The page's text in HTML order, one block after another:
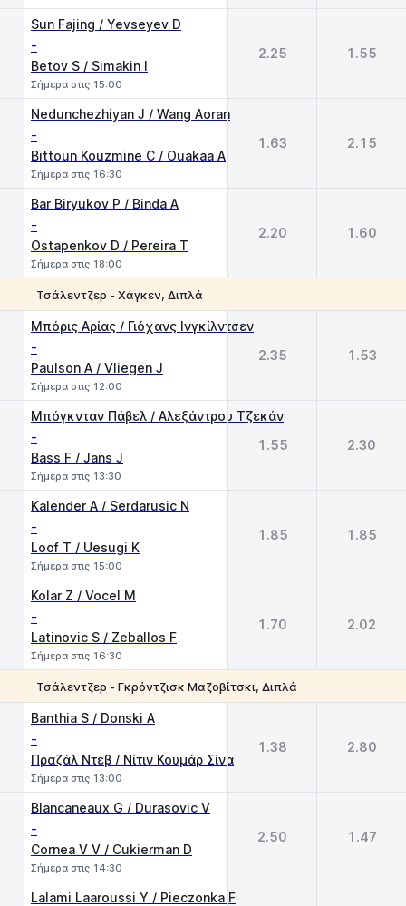
Sun Fajing / Yevseyev D
-
Betov S / Simakin I
Σήμερα στις 15:00
2.25 1.55
Nedunchezhiyan J / Wang Aoran
-
Bittoun Kouzmine C / Ouakaa A
Σήμερα στις 16:30
1.63 2.15
Bar Biryukov P / Binda A
-
Ostapenkov D / Pereira T
Σήμερα στις 18:00
2.20 1.60
Τσάλεντζερ - Χάγκεν, Διπλά
Μπόρις Αρίας / Γιόχανς Ινγκίλντσεν
-
Paulson A / Vliegen J
Σήμερα στις 12:00
2.35 1.53
Μπόγκνταν Πάβελ / Αλεξάντρου Τζεκάν
-
Bass F / Jans J
Σήμερα στις 13:30
1.55 2.30
Kalender A / Serdarusic N
-
Loof T / Uesugi K
Σήμερα στις 15:00
1.85 1.85
Kolar Z / Vocel M
-
Latinovic S / Zeballos F
Σήμερα στις 16:30
1.70 2.02
Τσάλεντζερ - Γκρόντζισκ Μαζοβίτσκι, Διπλά
Banthia S / Donski A
-
Πραζάλ Ντεβ / Νίτιν Κουμάρ Σίνα
Σήμερα στις 13:00
1.38 2.80
Blancaneaux G / Durasovic V
-
Cornea V V / Cukierman D
Σήμερα στις 14:30
2.50 1.47
Lalami Laaroussi Y / Pieczonka F